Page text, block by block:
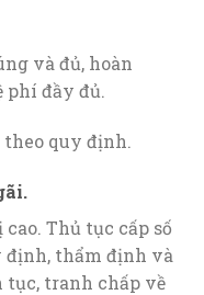
và đủ, hoàn
phí đầy đủ.
theo quy định.
Thủ tục cấp số
định, thẩm định và
tục, tranh chấp về